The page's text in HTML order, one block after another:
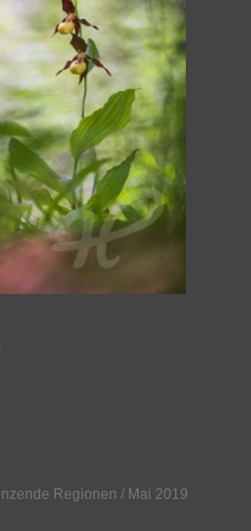
Regionen / Mai 2019